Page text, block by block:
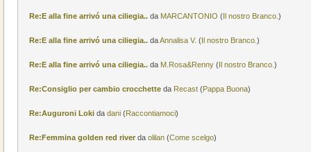
Re:E alla fine arrivó una ciliegia..da MARCANTONIO (Il nostro Branco. )
Re:E alla fine arrivó una ciliegia..daAnnalisa V. (Il nostro Branco. )
Re:E alla fine arrivó una ciliegia..da M.Rosa&Renny(Il nostro Branco. )
Re:Consiglio per cambio crocchette da Recast(Pappa Buona)
Re:Auguroni Lokida dani(Raccontiamoci)
Re:Femmina golden red river da olilan(Come scelgo)